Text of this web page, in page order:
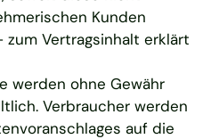
Kunden
Vertragsinhalt erklärt
werden ohne Gewähr
Verbraucher werden
auf die